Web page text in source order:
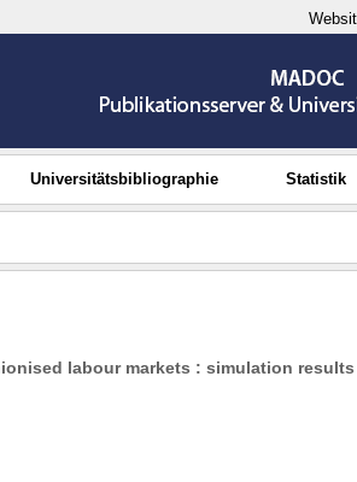
Universitätsbibliographie Statistik
labour markets : simulation results